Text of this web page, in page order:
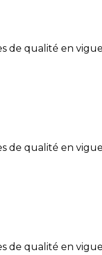
de qualité en
de qualité en
de qualité en